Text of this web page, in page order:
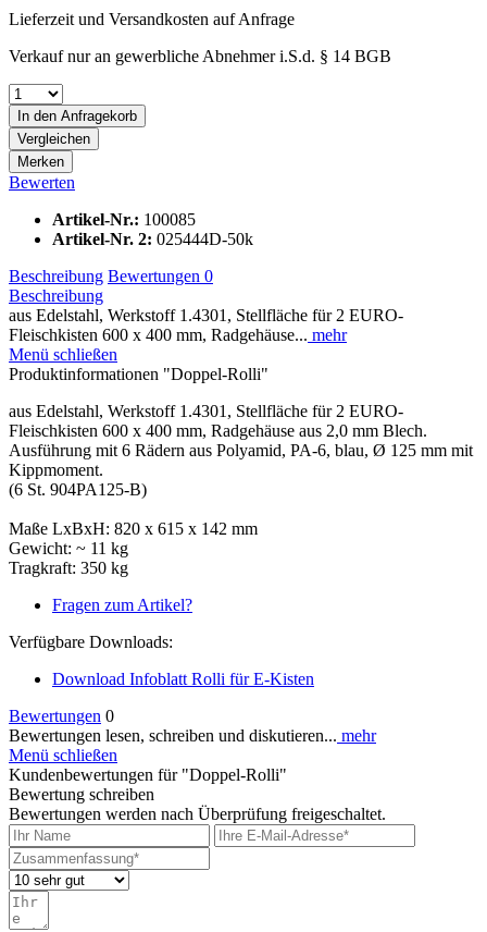
Lieferzeit und Versandkosten auf Anfrage
Verkauf nur an gewerbliche Abnehmer i.S.d. § 14 BGB
In den Anfragekorb
Vergleichen
Merken
Bewerten
Artikel-Nr.: 100085
Artikel-Nr. 2: 025444D-50k
Beschreibung Bewertungen 0
Beschreibung
aus Edelstahl, Werkstoff 1.4301, Stellfläche für 2 EURO-
Fleischkisten 600 x 400 mm, Radgehäuse... mehr
Menü schließen
Produktinformationen "Doppel-Rolli"
aus Edelstahl, Werkstoff 1.4301, Stellfläche für 2 EURO-
Fleischkisten 600 x 400 mm, Radgehäuse aus 2,0 mm Blech.
Ausführung mit 6 Rädern aus Polyamid, PA-6, blau, Ø 125 mm mit
Kippmoment.
(6 St. 904PA125-B)
Maße LxBxH: 820 x 615 x 142 mm
Gewicht: ~ 11 kg
Tragkraft: 350 kg
Fragen zum Artikel?
Verfügbare Downloads:
Download Infoblatt Rolli für E-Kisten
Bewertungen 0
Bewertungen lesen, schreiben und diskutieren... mehr
Menü schließen
Kundenbewertungen für "Doppel-Rolli"
Bewertung schreiben
Bewertungen werden nach Überprüfung freigeschaltet.